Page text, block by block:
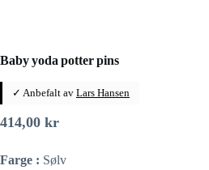
Baby yoda potter pins
✓ Anbefalt av Lars Hansen
414,00 kr
Farge : Sølv